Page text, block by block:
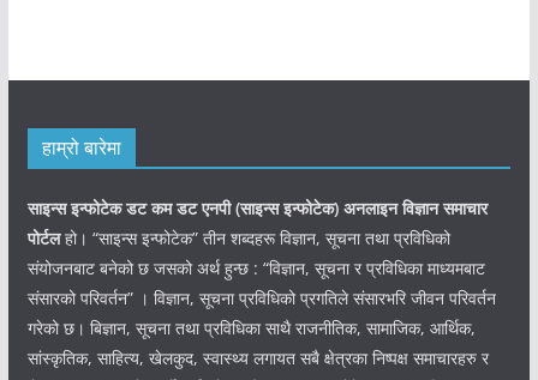
हाम्रो बारेमा
साइन्स इन्फोटेक डट कम डट एनपी (साइन्सइन्फोटेक) अनलाइन विज्ञान समाचार
पोर्टलहो। “साइन्स इन्फोटेक” तीन शब्दहरू विज्ञान, सूचना तथा प्रविधिको
संयोजनबाट बनेको छ जसको अर्थ हुन्छ : “विज्ञान, सूचना र प्रविधिका माध्यमबाट
संसारको परिवर्तन” । विज्ञान, सूचना प्रविधिको प्रगतिले संसारभरि जीवन परिवर्तन
गरेको छ। बिज्ञान, सूचना तथा प्रविधिका साथै राजनीतिक, सामाजिक, आर्थिक,
सांस्कृतिक, साहित्य, खेलकुद, स्वास्थ्य लगायत सबै क्षेत्रका निष्पक्ष समाचारहरु र